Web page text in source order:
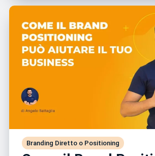
Branding Diretto o Positioning